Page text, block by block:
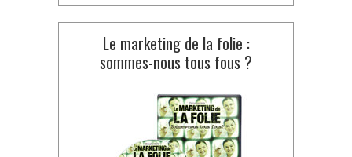
Le marketing de la folie :
sommes-nous tous fous ?